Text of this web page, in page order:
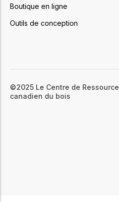
Boutique en ligne
Outils de conception
©2025 Le Centre de
canadien du bois